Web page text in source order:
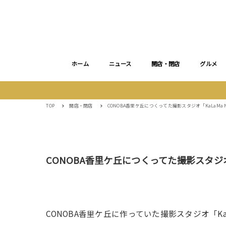
ホーム ニュース 開店・閉店 グルメ
TOP 開店・閉店 CONOBA香里ケ丘につくってた撮影スタジオ「
CONOBA香里ケ丘につくってた撮影スタ
CONOBA香里ケ丘に作っていた撮影スタジオ「